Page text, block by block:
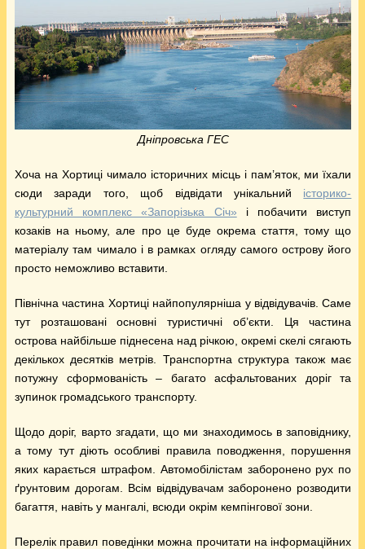
Дніпровська ГЕС
Хоча на Хортиці чимало історичних місць і пам’яток, ми їхали
сюди заради того, щоб відвідати унікальний історико-
культурний комплекс «Запорізька Січ» і побачити виступ
козаків на ньому, але про це буде окрема стаття, тому що
матеріалу там чимало і в рамках огляду самого острову його
просто неможливо вставити.
Північна частина Хортиці найпопулярніша у відвідувачів. Саме
тут розташовані основні туристичні об’єкти. Ця частина
острова найбільше піднесена над річкою, окремі скелі сягають
декількох десятків метрів. Транспортна структура також має
потужну сформованість – багато асфальтованих доріг та
зупинок громадського транспорту.
Щодо доріг, варто згадати, що ми знаходимось в заповіднику,
а тому тут діють особливі правила поводження, порушення
яких карається штрафом. Автомобілістам заборонено рух по
ґрунтовим дорогам. Всім відвідувачам заборонено розводити
багаття, навіть у мангалі, всюди окрім кемпінгової зони.
Перелік правил поведінки можна прочитати на інформаційних